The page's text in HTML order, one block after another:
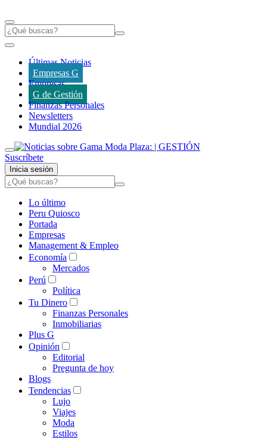
Últimas Noticias
Empresas G
Empresas
G de Gestión
Finanzas Personales
Newsletters
Mundial 2026
Suscríbete
Inicia sesión
Lo último
Peru Quiosco
Portada
Empresas
Management & Empleo
Economía
Mercados
Perú
Política
Tu Dinero
Finanzas Personales
Inmobiliarias
Plus G
Opinión
Editorial
Pregunta de hoy
Blogs
Tendencias
Lujo
Viajes
Moda
Estilos